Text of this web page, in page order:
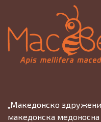
„Македонско
македонска медоносна